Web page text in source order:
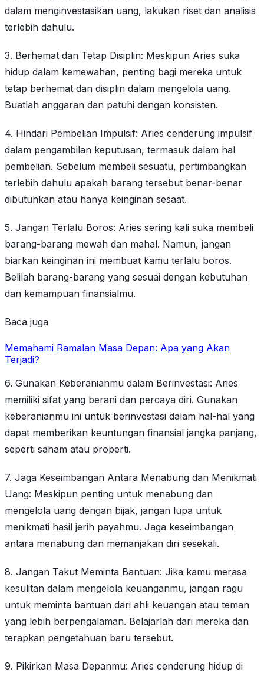
dalam menginvestasikan uang, lakukan riset dan analisis
terlebih dahulu.
3. Berhemat dan Tetap Disiplin: Meskipun Aries suka
hidup dalam kemewahan, penting bagi mereka untuk
tetap berhemat dan disiplin dalam mengelola uang.
Buatlah anggaran dan patuhi dengan konsisten.
4. Hindari Pembelian Impulsif: Aries cenderung impulsif
dalam pengambilan keputusan, termasuk dalam hal
pembelian. Sebelum membeli sesuatu, pertimbangkan
terlebih dahulu apakah barang tersebut benar-benar
dibutuhkan atau hanya keinginan sesaat.
5. Jangan Terlalu Boros: Aries sering kali suka membeli
barang-barang mewah dan mahal. Namun, jangan
biarkan keinginan ini membuat kamu terlalu boros.
Belilah barang-barang yang sesuai dengan kebutuhan
dan kemampuan finansialmu.
Baca juga
Memahami Ramalan Masa Depan: Apa yang Akan
Terjadi?
6. Gunakan Keberanianmu dalam Berinvestasi: Aries
memiliki sifat yang berani dan percaya diri. Gunakan
keberanianmu ini untuk berinvestasi dalam hal-hal yang
dapat memberikan keuntungan finansial jangka panjang,
seperti saham atau properti.
7. Jaga Keseimbangan Antara Menabung dan Menikmati
Uang: Meskipun penting untuk menabung dan
mengelola uang dengan bijak, jangan lupa untuk
menikmati hasil jerih payahmu. Jaga keseimbangan
antara menabung dan memanjakan diri sesekali.
8. Jangan Takut Meminta Bantuan: Jika kamu merasa
kesulitan dalam mengelola keuanganmu, jangan ragu
untuk meminta bantuan dari ahli keuangan atau teman
yang lebih berpengalaman. Belajarlah dari mereka dan
terapkan pengetahuan baru tersebut.
9. Pikirkan Masa Depanmu: Aries cenderung hidup di